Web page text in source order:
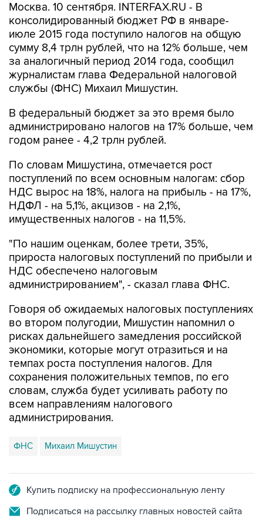
Москва. 10 сентября. INTERFAX.RU - В
консолидированный бюджет РФ в январе-
июле 2015 года поступило налогов на общую
сумму 8,4 трлн рублей, что на 12% больше, чем
за аналогичный период 2014 года, сообщил
журналистам глава Федеральной налоговой
службы (ФНС) Михаил Мишустин.
В федеральный бюджет за это время было
администрировано налогов на 17% больше, чем
годом ранее - 4,2 трлн рублей.
По словам Мишустина, отмечается рост
поступлений по всем основным налогам: сбор
НДС вырос на 18%, налога на прибыль - на 17%,
НДФЛ - на 5,1%, акцизов - на 2,1%,
имущественных налогов - на 11,5%.
"По нашим оценкам, более трети, 35%,
прироста налоговых поступлений по прибыли и
НДС обеспечено налоговым
администрированием", - сказал глава ФНС.
Говоря об ожидаемых налоговых поступлениях
во втором полугодии, Мишустин напомнил о
рисках дальнейшего замедления российской
экономики, которые могут отразиться и на
темпах роста поступления налогов. Для
сохранения положительных темпов, по его
словам, служба будет усиливать работу по
всем направлениям налогового
администрирования.
ФНС Михаил Мишустин
Купить подписку на профессиональную ленту
Подписаться на рассылку главных новостей сайта